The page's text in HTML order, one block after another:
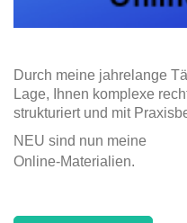
Durch meine jahrelange
Lage, Ihnen komplexe
strukturiert und mit
NEU sind nun meine
Online-Materialien.